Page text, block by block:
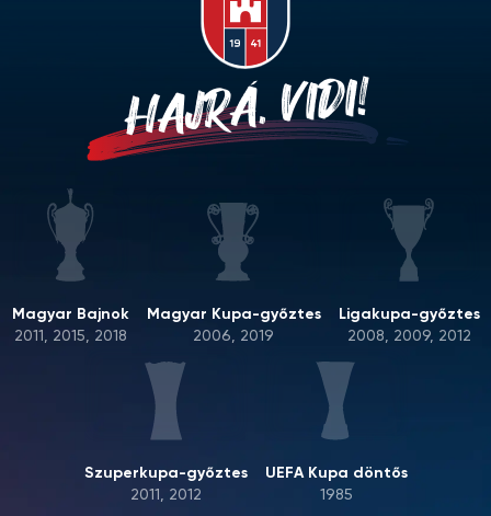
HAJRÁ, VIDI!
Magyar Bajnok
2011, 2015, 2018
Magyar Kupa-győztes
2006, 2019
Ligakupa-győztes
2008, 2009, 2012
Szuperkupa-győztes
2011, 2012
UEFA Kupa döntős
1985